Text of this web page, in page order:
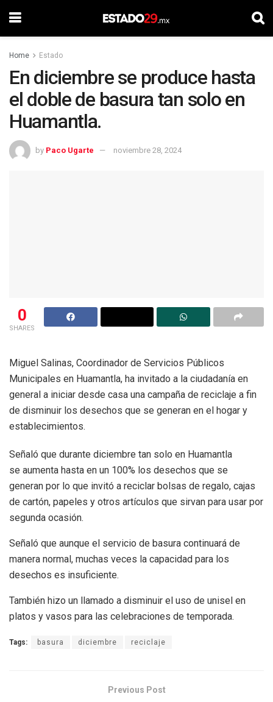
Home Estado
En diciembre se produce hasta
el doble de basura tan solo en
Huamantla.
by Paco Ugarte noviembre 28, 2024
0
SHARES
Miguel Salinas, Coordinador de Servicios Públicos
Municipales en Huamantla, ha invitado a la ciudadanía en
general a iniciar desde casa una campaña de reciclaje a fin
de disminuir los desechos que se generan en el hogar y
establecimientos.
Señaló que durante diciembre tan solo en Huamantla
se aumenta hasta en un 100% los desechos que se
generan por lo que invitó a reciclar bolsas de regalo, cajas
de cartón, papeles y otros artículos que sirvan para usar por
segunda ocasión.
Señaló que aunque el servicio de basura continuará de
manera normal, muchas veces la capacidad para los
desechos es insuficiente.
También hizo un llamado a disminuir el uso de unisel en
platos y vasos para las celebraciones de temporada.
Tags: basura diciembre reciclaje
Previous Post